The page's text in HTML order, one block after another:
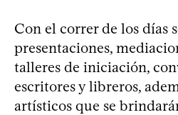
Con el correr de los días
presentaciones,
talleres de iniciación,
escritores y libreros,
artísticos que se